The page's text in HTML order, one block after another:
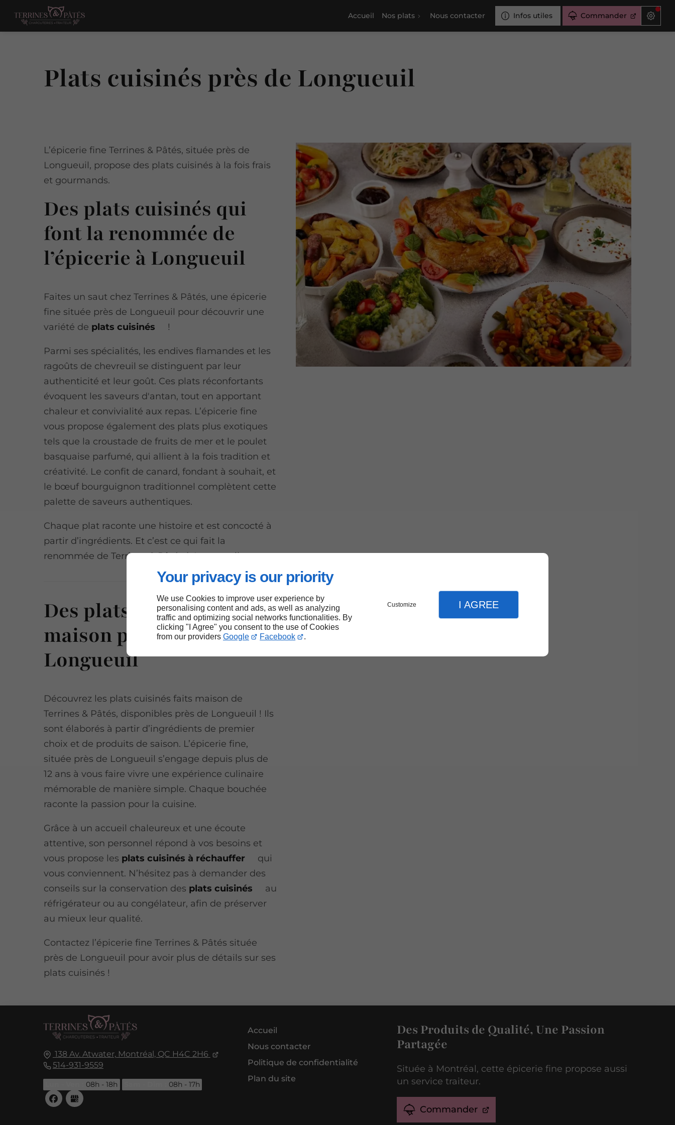
Your privacy is our priority
We use Cookies to improve user experience by
personalising content and ads, as well as analyzing
traffic and optimizing social networks functionalities. By
clicking "I Agree" you consent to the use of Cookies
from our providers Google Facebook .
Customize I AGREE
Accueil Nos plats Nous contacter Infos utiles Commander
Plats cuisinés près de Longueuil
L’épicerie fine Terrines & Pâtés, située près de
Longueuil, propose des plats cuisinés à la fois frais
et gourmands.
Des plats cuisinés qui
font la renommée de
l’épicerie à Longueuil
Faites un saut chez Terrines & Pâtés, une épicerie
fine située près de Longueuil pour découvrir une
variété de plats cuisinés !
Parmi ses spécialités, les endives flamandes et les
ragoûts de chevreuil se distinguent par leur
authenticité et leur goût. Ces plats réconfortants
évoquent les saveurs d'antan, tout en apportant
chaleur et convivialité aux repas. L’épicerie fine
vous propose également des plats plus exotiques
tels que la croustade de fruits de mer et le poulet
basquaise parfumé, qui allient à la fois tradition et
créativité. Le confit de canard, fondant à souhait, et
le bœuf bourguignon traditionnel complètent cette
palette de saveurs authentiques.
Chaque plat raconte une histoire et est concocté à
partir d’ingrédients. Et c’est ce qui fait la
renommée de Terrines & Pâtés à Longueuil.
Des plats cuisinés faits
maison près de
Longueuil
Découvrez les plats cuisinés faits maison de
Terrines & Pâtés, disponibles près de Longueuil ! Ils
sont élaborés à partir d’ingrédients de premier
choix et de produits de saison. L’épicerie fine,
située près de Longueuil s’engage depuis plus de
12 ans à vous faire vivre une expérience culinaire
mémorable de manière simple. Chaque bouchée
raconte la passion pour la cuisine.
Grâce à un accueil chaleureux et une écoute
attentive, son personnel répond à vos besoins et
vous propose les plats cuisinés à réchauffer
qui
vous conviennent. N’hésitez pas à demander des
conseils sur la conservation des plats cuisinés
au
réfrigérateur ou au congélateur, afin de préserver
au mieux leur qualité.
Contactez l’épicerie fine Terrines & Pâtés située
près de Longueuil pour avoir plus de détails sur ses
plats cuisinés !
138 Av. Atwater, Montréal, QC H4C 2H6
514-931-9559
08h - 18h 08h - 17h
Accueil
Nous contacter
Politique de confidentialité
Plan du site
Des Produits de Qualité, Une Passion
Partagée
Située à Montréal, cette épicerie fine propose aussi
un service traiteur.
Commander